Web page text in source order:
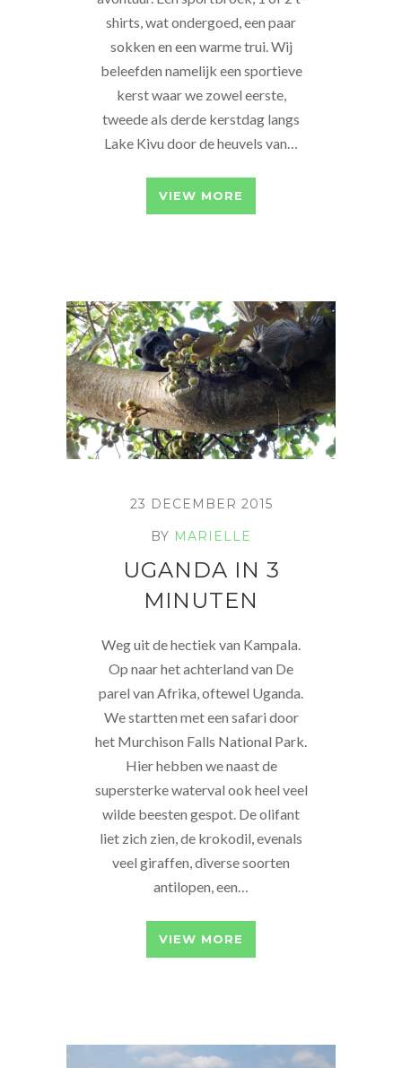
shirts, wat ondergoed, een paar
sokken en een warme trui. Wij
beleefden namelijk een sportieve
kerst waar we zowel eerste,
tweede als derde kerstdag langs
Lake Kivu door de heuvels van…
VIEW MORE
23 DECEMBER 2015
BY MARIELLE
UGANDA IN 3
MINUTEN
Weg uit de hectiek van Kampala.
Op naar het achterland van De
parel van Afrika, oftewel Uganda.
We startten met een safari door
het Murchison Falls National Park.
Hier hebben we naast de
supersterke waterval ook heel veel
wilde beesten gespot. De olifant
liet zich zien, de krokodil, evenals
veel giraffen, diverse soorten
antilopen, een…
VIEW MORE